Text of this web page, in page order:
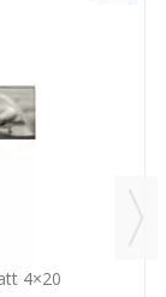
4×20